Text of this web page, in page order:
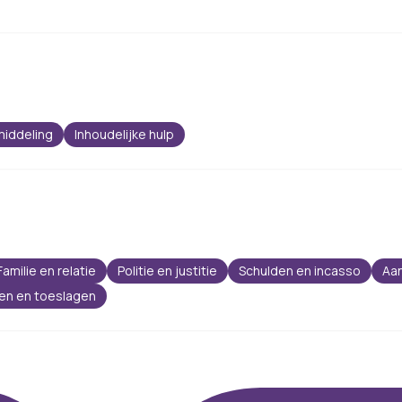
Inhoudelijke hulp
en relatie Politie en justitie Schulden en incasso
en toeslagen